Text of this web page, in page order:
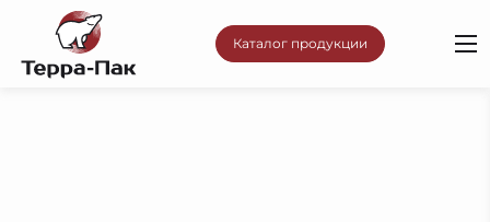
Каталог продукции